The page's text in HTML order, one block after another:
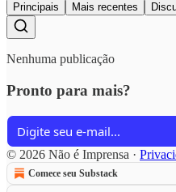
Principais Mais recentes
Nenhuma publicação
Pronto para mais?
© 2026 Não é Imprensa ·
Comece seu Substack